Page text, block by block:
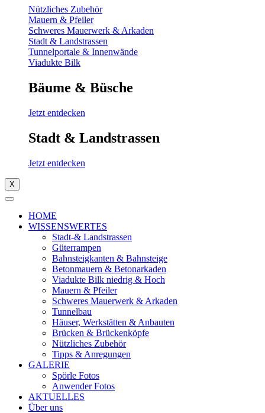
Nützliches Zubehör
Mauern & Pfeiler
Schweres Mauerwerk & Arkaden
Stadt & Landstrassen
Tunnelportale & Innenwände
Viadukte Bilk
Bäume & Büsche
Jetzt entdecken
Stadt & Landstrassen
Jetzt entdecken
X
HOME
WISSENSWERTES
Stadt-& Landstrassen
Güterrampen
Bahnsteigkanten & Bahnsteige
Betonmauern & Betonarkaden
Viadukte Bilk niedrig & Hoch
Mauern & Pfeiler
Schweres Mauerwerk & Arkaden
Tunnelbau
Häuser, Werkstätten & Anbauten
Brücken & Brückenköpfe
Nützliches Zubehör
Tipps & Anregungen
GALERIE
Spörle Fotos
Anwender Fotos
AKTUELLES
Über uns